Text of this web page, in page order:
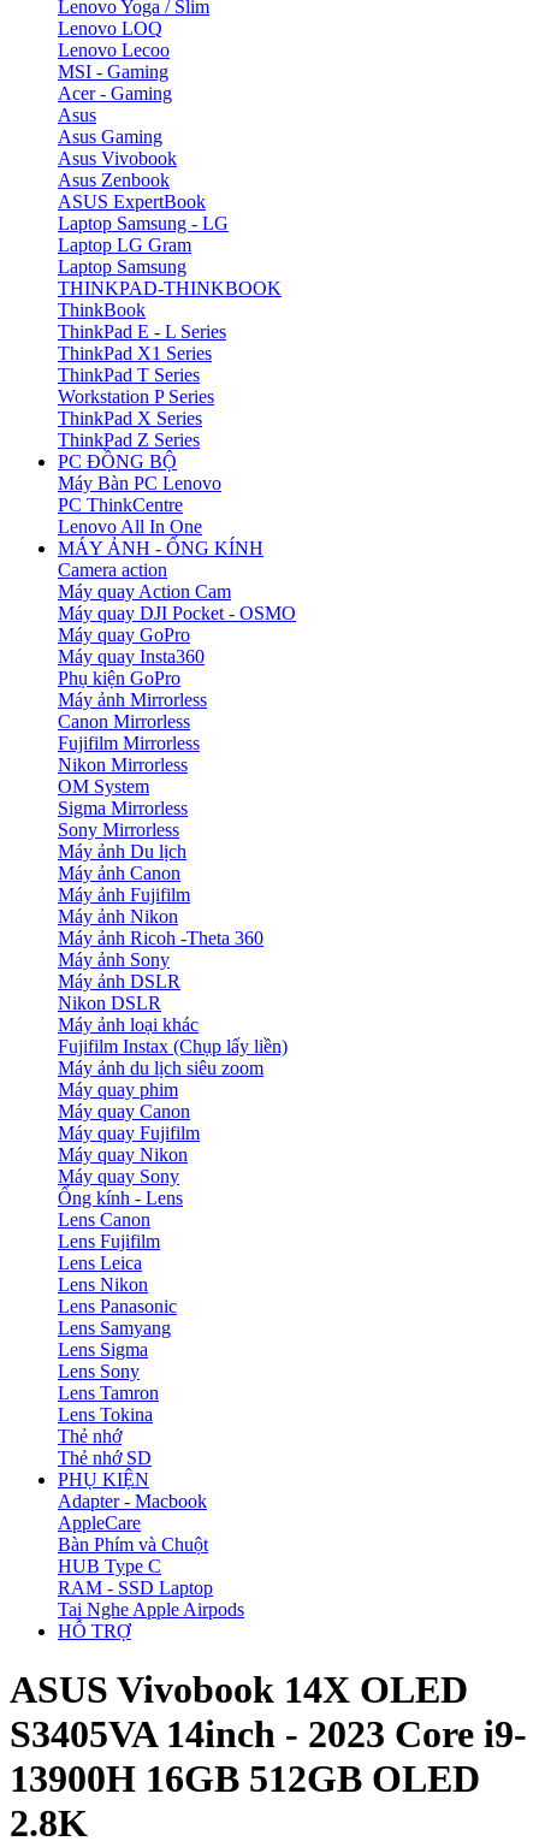
Lenovo Yoga / Slim
Lenovo LOQ
Lenovo Lecoo
MSI - Gaming
Acer - Gaming
Asus
Asus Gaming
Asus Vivobook
Asus Zenbook
ASUS ExpertBook
Laptop Samsung - LG
Laptop LG Gram
Laptop Samsung
THINKPAD-THINKBOOK
ThinkBook
ThinkPad E - L Series
ThinkPad X1 Series
ThinkPad T Series
Workstation P Series
ThinkPad X Series
ThinkPad Z Series
PC ĐỒNG BỘ
Máy Bàn PC Lenovo
PC ThinkCentre
Lenovo All In One
MÁY ẢNH - ỐNG KÍNH
Camera action
Máy quay Action Cam
Máy quay DJI Pocket - OSMO
Máy quay GoPro
Máy quay Insta360
Phụ kiện GoPro
Máy ảnh Mirrorless
Canon Mirrorless
Fujifilm Mirrorless
Nikon Mirrorless
OM System
Sigma Mirrorless
Sony Mirrorless
Máy ảnh Du lịch
Máy ảnh Canon
Máy ảnh Fujifilm
Máy ảnh Nikon
Máy ảnh Ricoh -Theta 360
Máy ảnh Sony
Máy ảnh DSLR
Nikon DSLR
Máy ảnh loại khác
Fujifilm Instax (Chụp lấy liền)
Máy ảnh du lịch siêu zoom
Máy quay phim
Máy quay Canon
Máy quay Fujifilm
Máy quay Nikon
Máy quay Sony
Ống kính - Lens
Lens Canon
Lens Fujifilm
Lens Leica
Lens Nikon
Lens Panasonic
Lens Samyang
Lens Sigma
Lens Sony
Lens Tamron
Lens Tokina
Thẻ nhớ
Thẻ nhớ SD
PHỤ KIỆN
Adapter - Macbook
AppleCare
Bàn Phím và Chuột
HUB Type C
RAM - SSD Laptop
Tai Nghe Apple Airpods
HỖ TRỢ
ASUS Vivobook 14X OLED
S3405VA 14inch - 2023 Core i9-
13900H 16GB 512GB OLED
2.8K